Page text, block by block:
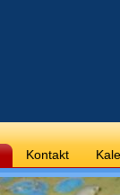
Kontakt